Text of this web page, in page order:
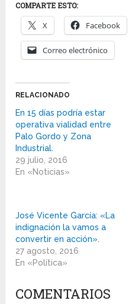
COMPARTE ESTO:
X Facebook
Correo electrónico
RELACIONADO
En 15 días podría estar
operativa vialidad entre
Palo Gordo y Zona
Industrial.
29 julio, 2016
En «Noticias»
José Vicente García: «La
indignación la vamos a
convertir en acción».
27 agosto, 2016
En «Política»
COMENTARIOS